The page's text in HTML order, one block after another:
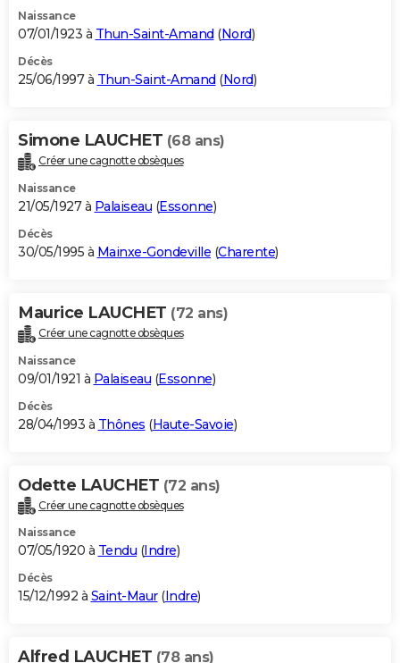
Naissance
07/01/1923 à Thun-Saint-Amand (Nord)
Décès
25/06/1997 à Thun-Saint-Amand (Nord)
Simone LAUCHET (68 ans)
Créer une cagnotte obsèques
Naissance
21/05/1927 à Palaiseau (Essonne)
Décès
30/05/1995 à Mainxe-Gondeville (Charente)
Maurice LAUCHET (72 ans)
Créer une cagnotte obsèques
Naissance
09/01/1921 à Palaiseau (Essonne)
Décès
28/04/1993 à Thônes (Haute-Savoie)
Odette LAUCHET (72 ans)
Créer une cagnotte obsèques
Naissance
07/05/1920 à Tendu (Indre)
Décès
15/12/1992 à Saint-Maur(Indre)
Alfred LAUCHET (78 ans)